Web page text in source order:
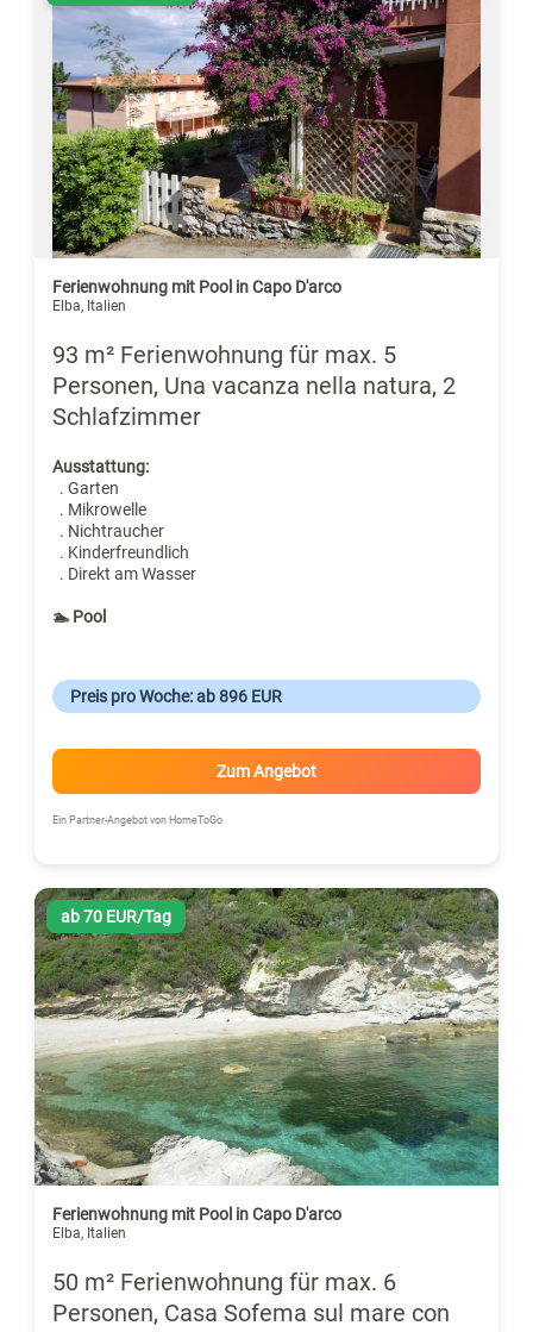
Ferienwohnung mit Pool in Capo D'arco
Elba, Italien
93 m² Ferienwohnung für max. 5
Personen, Una vacanza nella natura, 2
Schlafzimmer
Ausstattung:
. Garten
. Mikrowelle
. Nichtraucher
. Kinderfreundlich
. Direkt am Wasser
🏊 Pool
Preis pro Woche: ab 896 EUR
Zum Angebot
Ein Partner-Angebot von HomeToGo
ab 70 EUR/Tag
Ferienwohnung mit Pool in Capo D'arco
Elba, Italien
50 m² Ferienwohnung für max. 6
Personen, Casa Sofema sul mare con